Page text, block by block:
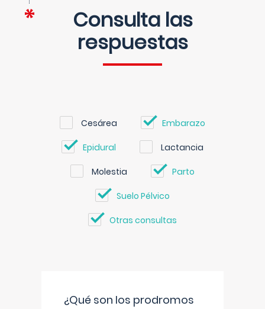
Consulta las
respuestas
Cesárea Embarazo
Epidural Lactancia
Molestia Parto
Suelo Pélvico
Otras consultas
¿Qué son los prodromos